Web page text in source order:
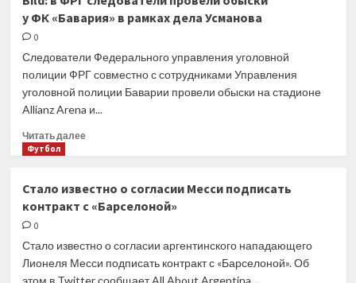
высказались
о будущем
российское
гражданство
бразильца
у ФК «Бавария» в рамках дела Усманова
0
Следователи Федерального управления уголовной
полиции ФРГ совместно с сотрудниками Управления
уголовной полиции Баварии провели обыски на стадионе
Allianz Arena и...
Читать далееПрочитать
в ФРГ
следователи
в рамках
Футбол
Стало известно о согласии Месси подписать
контракт с «Барселоной»
0
Стало известно о согласии аргентинского нападающего
Лионеля Месси подписать контракт с «Барселоной». Об
этом в Twitter сообщает All About Argentina...